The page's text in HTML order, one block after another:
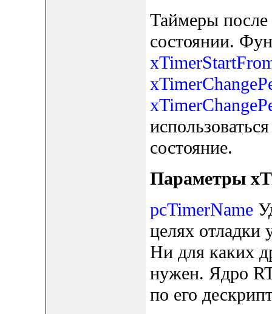
Таймеры после
состоянии.
состояние.
Параметры
pcTimerName
целях отладки
Ни для каких
нужен. Ядро
по его